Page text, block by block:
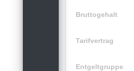
Bruttogehalt
Tarifvertrag
Entgeltgruppe